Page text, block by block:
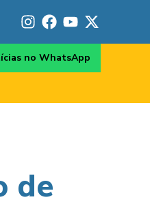
no WhatsApp
de